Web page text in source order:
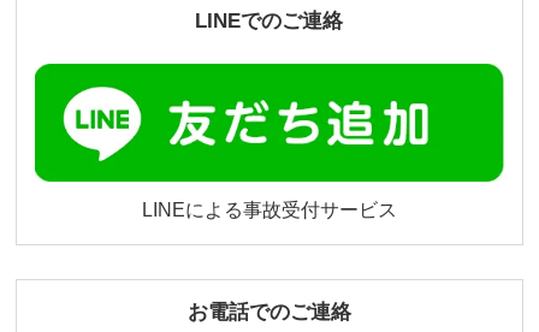
LINEでのご連絡
LINEによる事故受付サービス
お電話でのご連絡